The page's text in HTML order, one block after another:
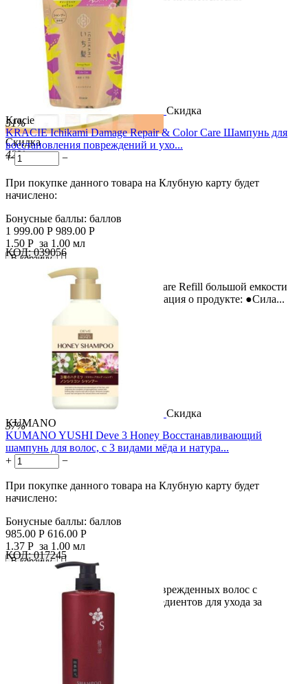
Скидка
42%
растительного...
Скидка
51%
Kracie
KRACIE Ichikami Damage Repair & Color Care Шампунь для
восстановления повреждений и ухо...
+
−
При покупке данного товара на Клубную карту будет
начислено:
Бонусные баллы: баллов
1 999.00 Р 989.00 Р
1.50 Р за 1.00 мл
В корзину

Ichikami Damage Repair & Color Care Refill большой емкости
для шампуня. Подробная информация о продукте: ●Сила...
КОД: 039056
Скидка
37%
KUMANO
KUMANO YUSHI Deve 3 Honey Восстанавливающий
шампунь для волос, с 3 видами мёда и натура...
+
−
При покупке данного товара на Клубную карту будет
начислено:
Бонусные баллы: баллов
985.00 Р 616.00 Р
1.37 Р за 1.00 мл
В корзину

Интенсивное восстановление поврежденных волос с
помощью 3 видов медовых ингредиентов для ухода за
поврежденными...
КОД: 017245